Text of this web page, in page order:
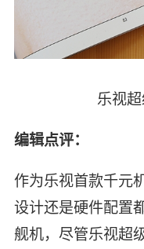
乐视
编辑点评：
作为乐视首款千元
设计还是硬件配置
舰机，尽管乐视超